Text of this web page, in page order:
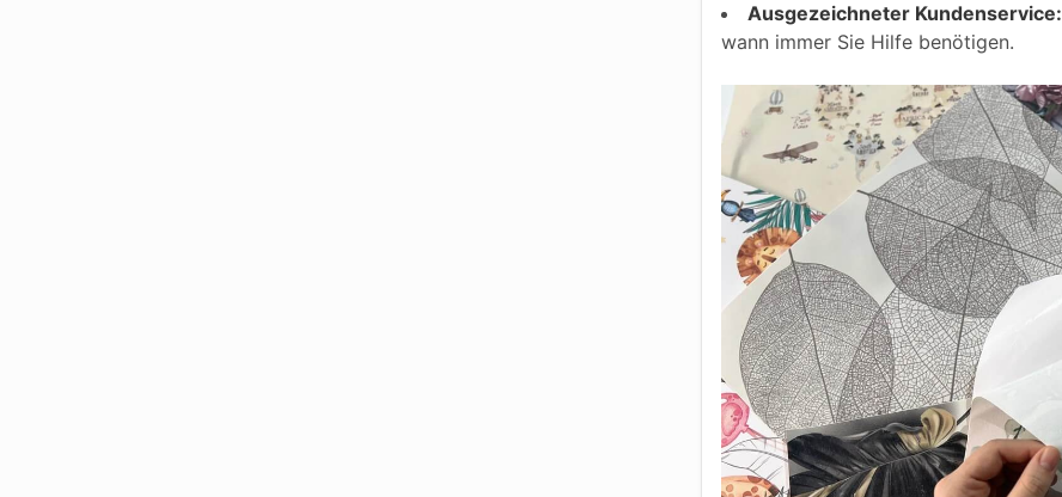
Ausgezeichneter Kundenservice:
wann immer Sie Hilfe benötigen.